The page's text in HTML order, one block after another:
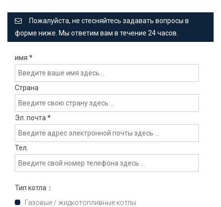
Пожалуйста, не стесняйтесь задавать вопросы в
форме ниже. Мы ответим вам в течение 24 часов.
имя *
Страна
Эл. почта *
Тел.
Тип котла：
Газовые / жидкотопливные котлы